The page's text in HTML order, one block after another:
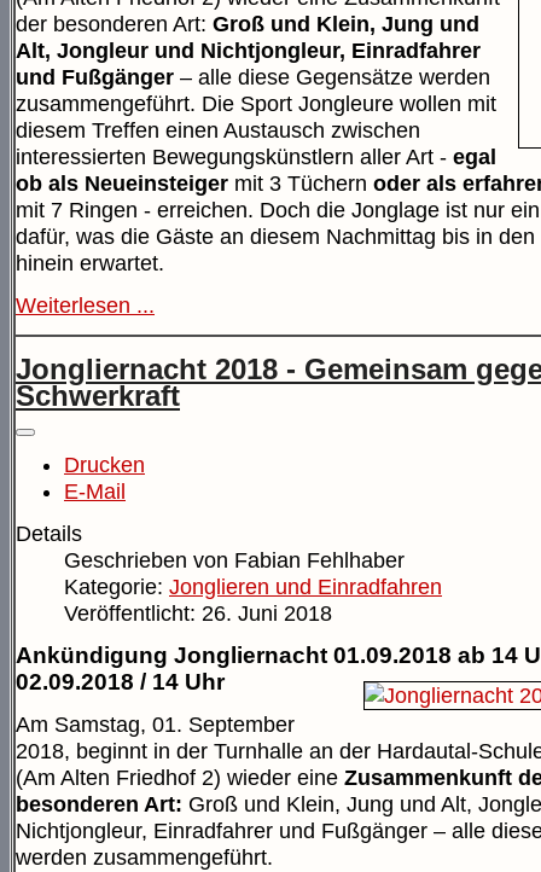
der besonderen Art: Groß und Klein, Jung und
Alt, Jongleur und Nichtjongleur, Einradfahrer
und Fußgänger – alle diese Gegensätze werden
zusammengeführt. Die Sport Jongleure wollen mit
diesem Treffen einen Austausch zwischen
interessierten Bewegungskünstlern aller Art - egal
ob als Neueinsteiger mit 3 Tüchern oder als
mit 7 Ringen - erreichen. Doch die Jonglage ist nur
dafür, was die Gäste an diesem Nachmittag bis in den
hinein erwartet.
Weiterlesen ...
Jongliernacht 2018 - Gemeinsam
Schwerkraft
Drucken
E-Mail
Details
Geschrieben von Fabian Fehlhaber
Kategorie: Jonglieren und Einradfahren
Veröffentlicht: 26. Juni 2018
Ankündigung Jongliernacht 01.09.2018 ab 14
02.09.2018 / 14 Uhr
Am Samstag, 01. September
2018, beginnt in der Turnhalle an der Hardautal-
(Am Alten Friedhof 2) wieder eine Zusammenkunft
besonderen Art: Groß und Klein, Jung und Alt,
Nichtjongleur, Einradfahrer und Fußgänger – alle
werden zusammengeführt.